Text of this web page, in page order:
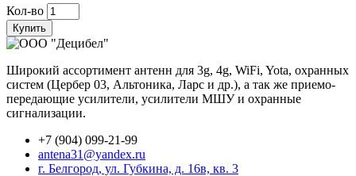
Кол-во
Купить
Широкий ассортимент антенн для 3g, 4g, WiFi, Yota, охранных
систем (Цербер 03, Альтоника, Ларс и др.), а так же приемо-
передающие усилители, усилители МШУ и охранные
сигнализации.
+7 (904) 099-21-99
antena31@yandex.ru
г. Белгород, ул. Губкина, д. 16в, кв. 3